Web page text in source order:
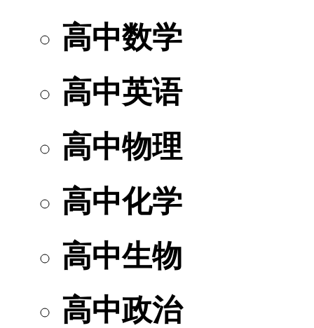
高中数学
高中英语
高中物理
高中化学
高中生物
高中政治